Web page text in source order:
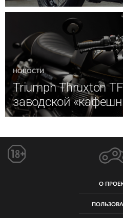
НОВОСТИ
Triumph Thruxton
заводской
О